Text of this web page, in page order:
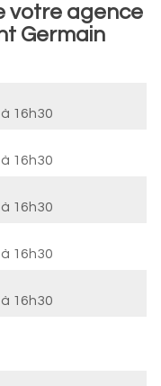
votre agence
Germain
16h30
16h30
16h30
16h30
16h30